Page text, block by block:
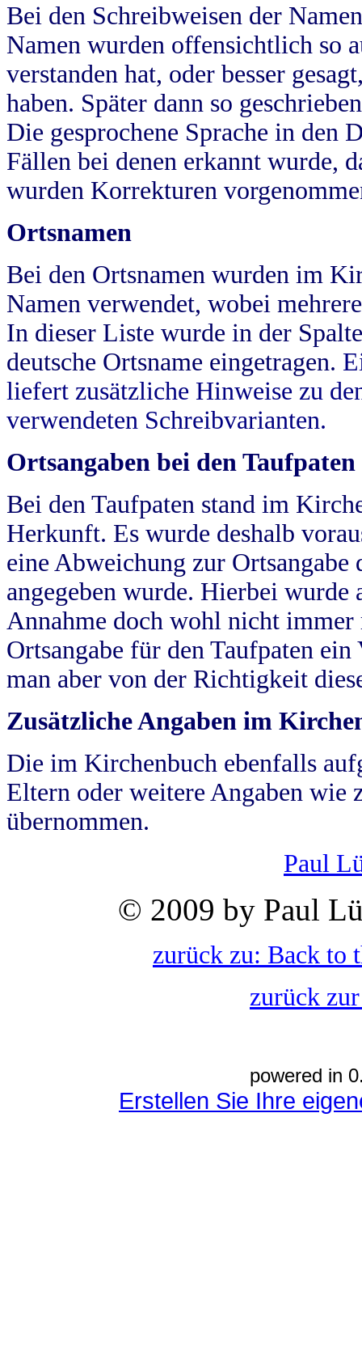
Bei den Schreibweisen der
Namen wurden offensichtlich so
verstanden hat, oder besser
haben. Später dann so
Die gesprochene Sprache in
Fällen bei denen erkannt wurde,
wurden Korrekturen
Ortsnamen
Bei den Ortsnamen wurden im
Namen verwendet, wobei
In dieser Liste wurde in der
deutsche Ortsname eingetragen.
liefert zusätzliche Hinweise zu
verwendeten Schreibvarianten.
Ortsangaben bei den Taufpaten
Bei den Taufpaten stand im
Herkunft. Es wurde deshalb
eine Abweichung zur
angegeben wurde. Hierbei wurde
Annahme doch wohl nicht
Ortsangabe für den Taufpaten
man aber von der Richtigkeit
Zusätzliche Angaben im
Die im Kirchenbuch ebenfalls
Eltern oder weitere Angaben wie
übernommen.
Paul
© 2009 by Paul
zurück zu: Back to
zurück
powered in
Erstellen Sie Ihre